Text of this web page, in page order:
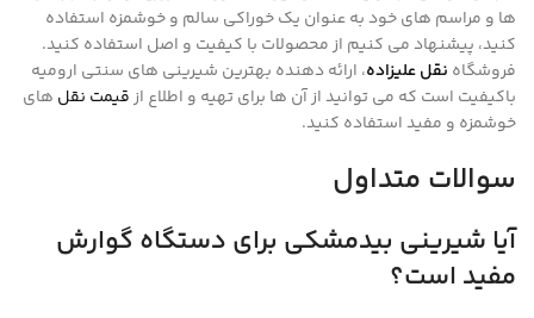
ها و مراسم های خود به عنوان یک خوراکی سالم و خوشمزه استفاده
کنید، پیشنهاد می کنیم از محصولات با کیفیت و اصل استفاده کنید.
فروشگاه نقل علیزاده، ارائه دهنده بهترین شیرینی های سنتی ارومیه
باکیفیت است که می توانید از آن ها برای تهیه و اطلاع ازقیمت نقل های
خوشمزه و مفید استفاده کنید.
سوالات متداول
آیا شیرینی بیدمشکی برای دستگاه گوارش
مفید است؟